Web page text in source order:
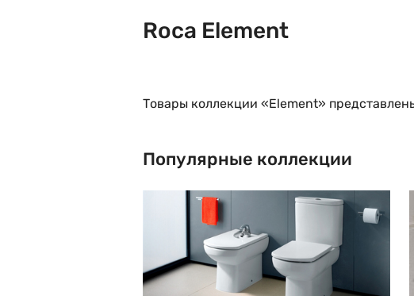
Roca Element
Товары коллекции «Element»
Популярные коллекции